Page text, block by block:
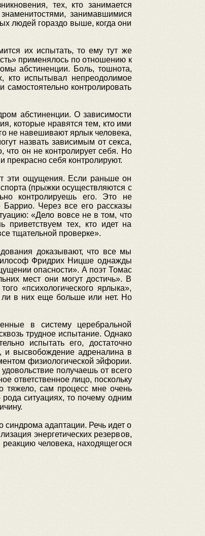
тех, кто занимается
занимавшимися
людей гораздо выше, когда они
их испытать, то ему тут же
применялось по отношению к
абстиненции. Боль, тошнота,
кто испытывал непреодолимое
контролировать
абстиненции. О зависимости
которые нравятся тем, кто ими
не навешивают ярлык человека,
назвать зависимым от секса,
что он не контролирует себя. Но
прекрасно себя контролируют.
эти ощущения. Если раньше он
(прыжки осуществляются с
контролируешь его. Это не
Баррио. Через все его рассказы
«Дело вовсе не в том, что
тех, кто идет на
тщательной проверке».
доказывают, что все мы
Фридрих Ницше однажды
опасности». А поэт Томас
мест они могут достичь». В
«психологического ярлыка»,
в них еще больше или нет. Но
в систему церебральной
трудное испытание. Однако
испытать его, достаточно
и высвобождение адреналина в
физиологической эйфории.
получаешь от всего
ответственное лицо, поскольку
тяжело, сам процесс мне очень
ситуациях, то почему одним
синдрома адаптации. Речь идет о
энергетических резервов,
человека, находящегося